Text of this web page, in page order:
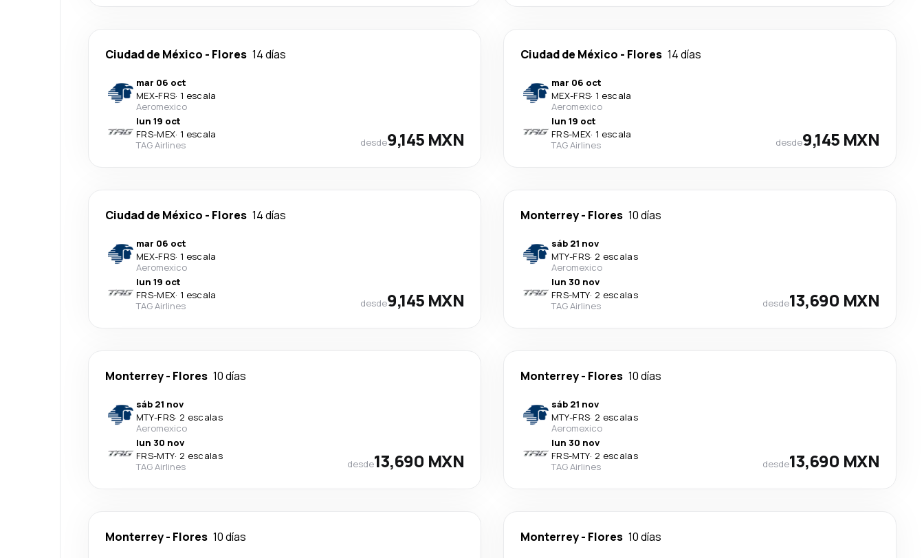
Ciudad de México - Flores 14 días
mar 06 oct
MEX-FRS· 1 escala
Aeromexico
lun 19 oct
FRS-MEX· 1 escala
TAG Airlines
desde9,145 MXN
Ciudad de México - Flores 14 días
mar 06 oct
MEX-FRS· 1 escala
Aeromexico
lun 19 oct
FRS-MEX· 1 escala
TAG Airlines
desde9,145 MXN
Ciudad de México - Flores 14 días
mar 06 oct
MEX-FRS· 1 escala
Aeromexico
lun 19 oct
FRS-MEX· 1 escala
TAG Airlines
desde9,145 MXN
Monterrey- Flores 10 días
sáb 21 nov
MTY-FRS· 2 escalas
Aeromexico
lun 30 nov
FRS-MTY· 2 escalas
TAG Airlines
desde13,690 MXN
Monterrey- Flores 10 días
sáb 21 nov
MTY-FRS· 2 escalas
Aeromexico
lun 30 nov
FRS-MTY· 2 escalas
TAG Airlines
desde13,690 MXN
Monterrey- Flores 10 días
sáb 21 nov
MTY-FRS· 2 escalas
Aeromexico
lun 30 nov
FRS-MTY· 2 escalas
TAG Airlines
desde13,690 MXN
Monterrey- Flores 10 días Monterrey- Flores 10 días